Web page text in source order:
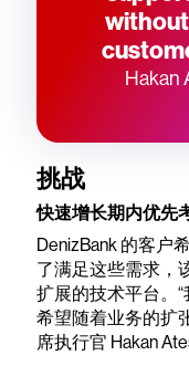
Hakan
挑战
快速增长期内优先
DenizBank 的客户
了满足这些需求，
扩展的技术平台。
希望随着业务的扩
席执行官 Hakan